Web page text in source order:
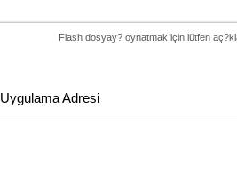
Flash dosyay? oynatmak için lütfen
Uygulama Adresi